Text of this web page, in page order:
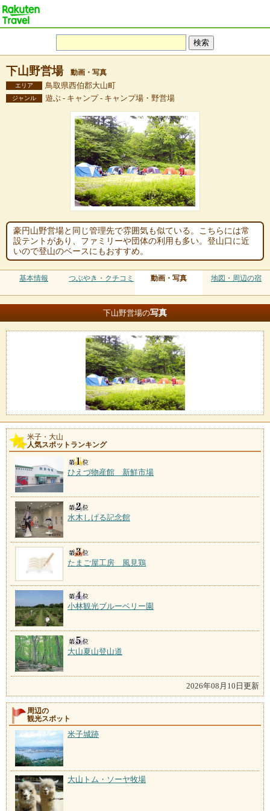
下山野営場 動画・写真
エリア 鳥取県西伯郡大山町
ジャンル 遊ぶ - キャンプ - キャンプ場・野営場
豪円山野営場と同じ管理先で雰囲気も似ている。こちらには常
設テントがあり、ファミリーや団体の利用も多い。登山口に近
いので登山のベースにもおすすめ。
基本情報 つぶやき・クチコミ 動画・写真 地図・周辺の宿
下山野営場の写真
米子・大山
人気スポットランキング
ひえづ物産館 新鮮市場
水木しげる記念館
たまご屋工房 風見鶏
小林観光ブルーベリー園
大山夏山登山道
2026年08月10日更新
周辺の
観光スポット
米子城跡
大山トム・ソーヤ牧場